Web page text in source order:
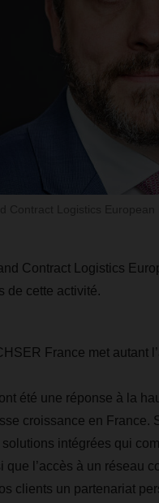
Contract Logistics
de cette activité.
France met autant
été une réponse à la
croissance en France.
intégrées qui
l’accès à un réseau
clients un partenariat